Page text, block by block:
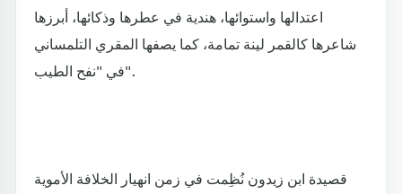
اعتدالها واستوائها، هندية في عطرها وذكائها، أبرزها
شاعرها كالقمر لينة تمامة، كما يصفها المقري التلمساني
في "نفح الطيب".
قصيدة ابن زيدون نُظِمت في زمن انهيار الخلافة الأموية